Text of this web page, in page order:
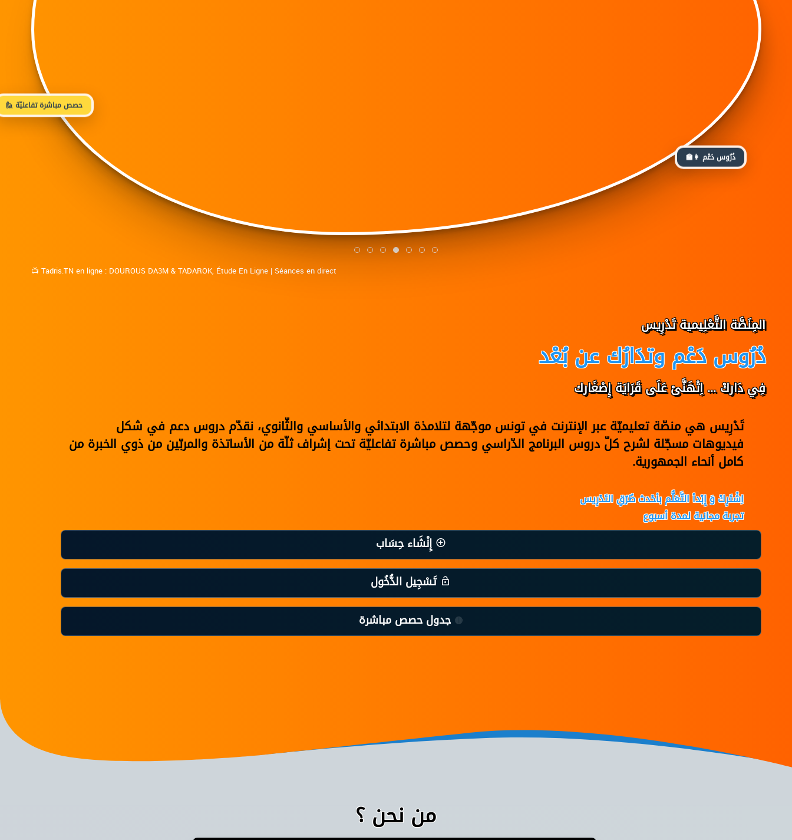
🙋 حصص مباشرة تفاعليّة
👩‍🏫 دُرُوس دَعْم
📺 Tadris.TN en ligne: DOUROUS DA3M&TADAROK, Étude En Ligne| Séances en direct
المِنَصَّة التَّعْلِيمية تَدْرِيس
دُرُوس دَعْم وتدَارُك عن بُعْد
فِي دَاركْ ... اِتْهَنَّىْ عَلَى قَرَايَة إِصْغَارك
تَدْرِيس هي منصّة تعليميّة عبر الإنترنت في تونس موجّهة لتلامذة الابتدائي والأساسي والثّانوي، نقدّم دروس دعم في شكل
فيديوهات مسجّلة لشرح كلّ دروس البرنامج الدّراسي وحصص مباشرة تفاعليّة تحت إشراف ثلّة من الأساتذة والمربّين من ذوي الخبرة من
كامل أنحاء الجمهورية.
اِشْتَرِكْ وَ إِبْدأ التَّعَلُّم بأحْدث طُرُقِ التَدْرِيس
تجربة مجانية لمدة أسبوع
إِنْشَاء حِسَاب
تَسْجِيل الدُّخُول
🔴 جدول حصص مباشرة
من نحن ؟